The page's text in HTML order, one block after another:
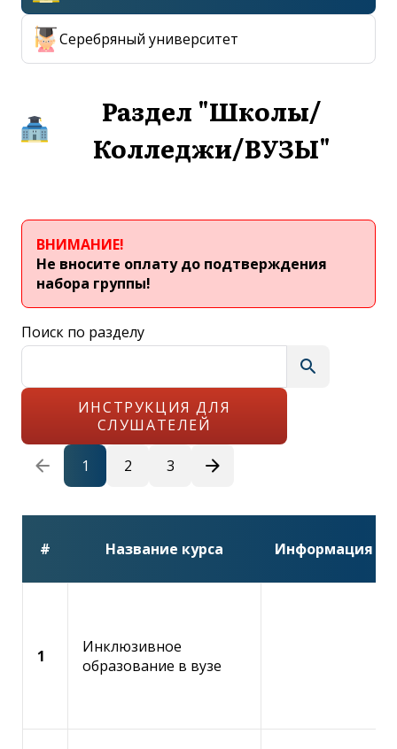
personСотрудники
schoolОбразовательные услуги
description Нормативные документы
Фотогалерея
account_circleЛичный кабинет
infoО центре
Серебряный университет
Раздел "Школы/
Колледжи/ВУЗЫ"
ВНИМАНИЕ!
Не вносите оплату до подтверждения
набора группы!
Поиск по разделу
search
ИНСТРУКЦИЯ ДЛЯ
СЛУШАТЕЛЕЙ
arrow_back 1 2 3 arrow_forward
# Название курса Информация
1
Инклюзивное
образование в вузе